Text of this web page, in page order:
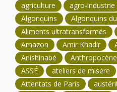
agriculture
agro-industrie
Algonquins
Algonquins
Aliments ultratransformés
Amazon
Amir Khadir
Anishinabé
Anthropocène
ASSÉ
ateliers de misère
Attentats de Paris